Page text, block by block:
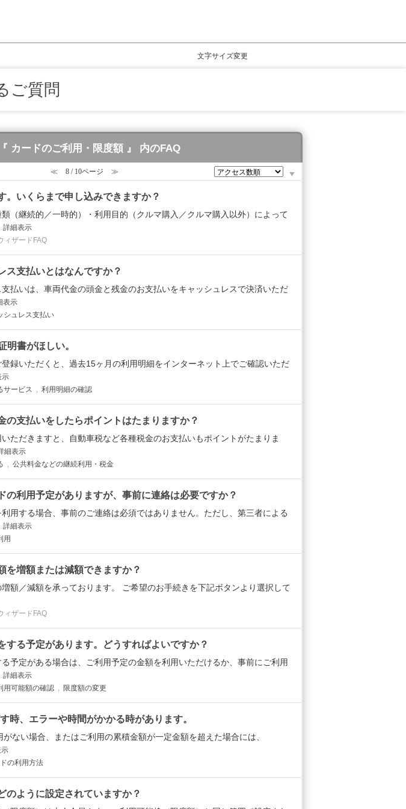
文字サイズ変更
ご質問
『 カードのご利用・限度額 』 内のFAQ
≪ 8 / 10ページ ≫
。いくらまで申し込みできますか？
（継続的／一時的）・利用目的（クルマ購入／クルマ購入以外）によって
詳細表示
ィザードFAQ
ス支払いとはなんですか？
払いは、車両代金の頭金と残金のお支払いをキャッシュレスで決済いただ
表示
シュレス支払い
明書がほしい。
録いただくと、過去15ヶ月の利用明細をインターネット上でご確認いただ
示
サービス , 利用明細の確認
の支払いをしたらポイントはたまりますか？
ただきますと、自動車税など各種税金のお支払いもポイントがたまりま
細表示
, 公共料金などの継続利用・税金
の利用予定がありますが、事前に連絡は必要ですか？
用する場合、事前のご連絡は必須ではありません。ただし、第三者による
詳細表示
用
を増額または減額できますか？
額／減額を承っております。 ご希望のお手続きを下記ボタンより選択して
ィザードFAQ
する予定があります。どうすればよいですか？
予定がある場合は、ご利用予定の金額を利用いただけるか、事前にご利用
詳細表示
用可能額の確認 , 限度額の変更
時、エラーや時間がかかる時があります。
ない場合、またはご利用の累積金額が一定金額を超えた場合には、
示
の利用方法
のように設定されていますか？